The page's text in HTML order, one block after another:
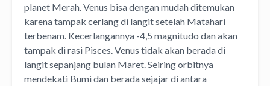
planet Merah. Venus bisa dengan mudah ditemukan
karena tampak cerlang di langit setelah Matahari
terbenam. Kecerlangannya -4,5 magnitudo dan akan
tampak di rasi Pisces. Venus tidak akan berada di
langit sepanjang bulan Maret. Seiring orbitnya
mendekati Bumi dan berada sejajar di antara